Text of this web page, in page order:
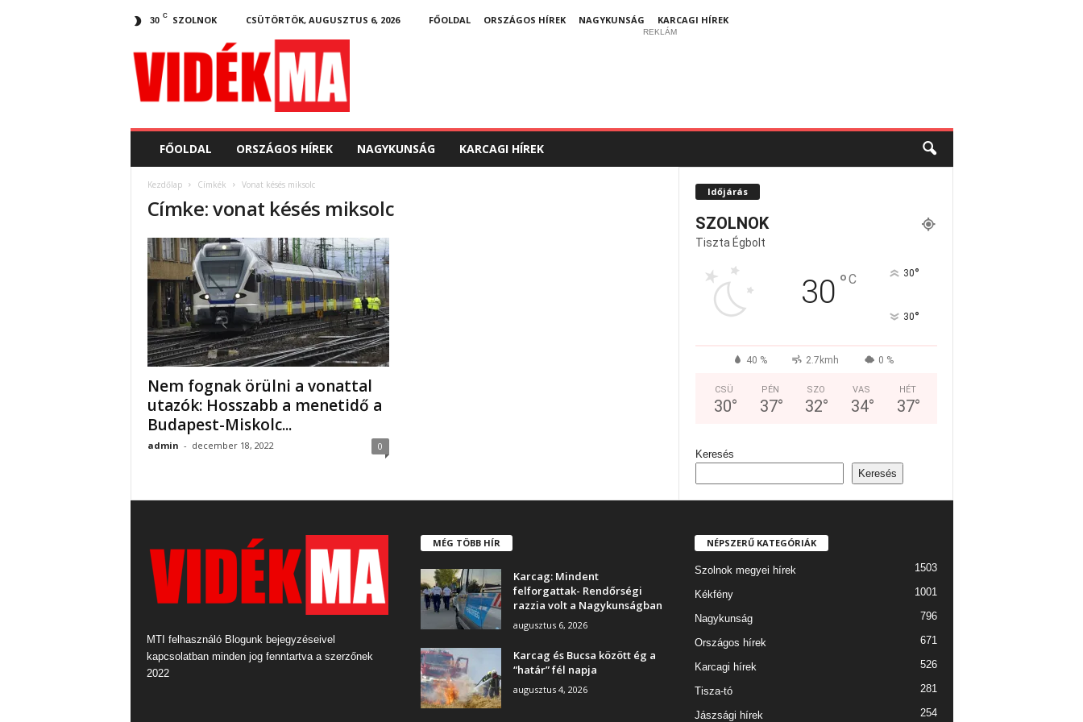
30 C SZOLNOK CSÜTÖRTÖK, AUGUSZTUS 6, 2026 FŐOLDAL ORSZÁGOS HÍREK NAGYKUNSÁG
KARCAGI HÍREK
d
REKLÁM
FŐOLDAL ORSZÁGOS HÍREK NAGYKUNSÁG KARCAGI HÍREK
Kezdőlap Címkék Vonat késés miksolc
Címke: vonat késés miksolc
Nem fognak örülni a vonattal
utazók: Hosszabb a menetidő a
Budapest-Miskolc...
admin - december 18, 2022 0
Időjárás
SZOLNOK
Tiszta Égbolt
30 °C 30°
30°
40 % 2.7kmh 0 %
CSÜ
30°
PÉN
37°
SZO
32°
VAS
34°
HÉT
37°
Keresés
Keresés
MTI felhasználó Blogunk bejegyzéseivel
kapcsolatban minden jog fenntartva a szerzőnek
2022
MÉG TÖBB HÍR
Karcag: Mindent
felforgattak- Rendőrségi
razzia volt a Nagykunságban
augusztus 6, 2026
Karcag és Bucsa között ég a
“határ” fél napja
augusztus 4, 2026
NÉPSZERŰ KATEGÓRIÁK
Szolnok megyei hírek 1503
Kékfény 1001
Nagykunság 796
Országos hírek 671
Karcagi hírek 526
Tisza-tó 281
Jászsági hírek 254